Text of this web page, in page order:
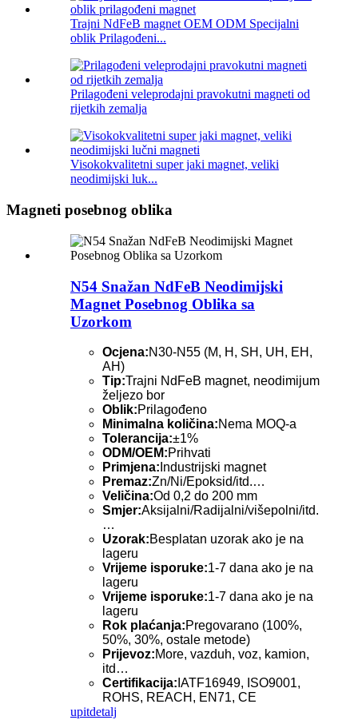
Trajni NdFeB magnet OEM ODM Specijalni
oblik Prilagođeni...
Prilagođeni veleprodajni pravokutni magneti od
rijetkih zemalja
Visokokvalitetni super jaki magnet, veliki
neodimijski luk...
Magneti posebnog oblika
N54 Snažan NdFeB Neodimijski
Magnet Posebnog Oblika sa
Uzorkom
Ocjena:N30-N55 (M, H, SH, UH, EH,
AH)
Tip:Trajni NdFeB magnet, neodimijum
željezo bor
Oblik:Prilagođeno
Minimalna količina:Nema MOQ-a
Tolerancija:±1%
ODM/OEM:Prihvati
Primjena: Industrijski magnet
Premaz:Zn/Ni/Epoksid/itd.…
Veličina:Od 0,2 do 200 mm
Smjer:Aksijalni/Radijalni/višepolni/itd.
…
Uzorak:Besplatan uzorak ako je na
lageru
Vrijeme isporuke:1-7 dana ako je na
lageru
Vrijeme isporuke:1-7 dana ako je na
lageru
Rok plaćanja:Pregovarano (100%,
50%, 30%, ostale metode)
Prijevoz:More, vazduh, voz, kamion,
itd…
Certifikacija: IATF16949, ISO9001,
ROHS, REACH, EN71, CE
upitdetalj